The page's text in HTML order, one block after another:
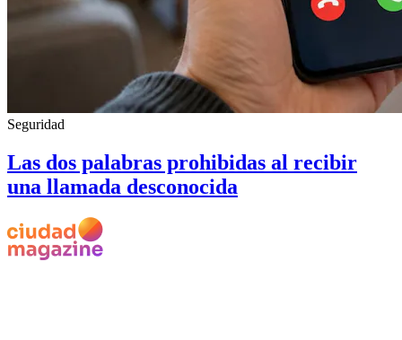
Seguridad
Las dos palabras prohibidas al recibir
una llamada desconocida